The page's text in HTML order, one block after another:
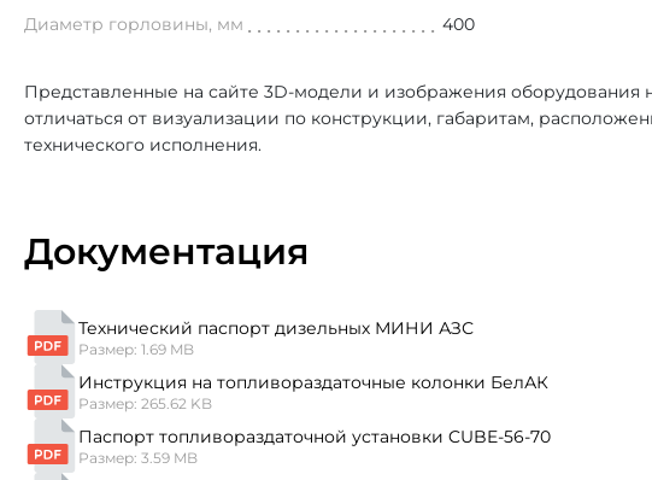
Диаметр горловины, мм
400
Представленные на сайте 3D-модели и изображения оборудования
отличаться от визуализации по конструкции, габаритам,
технического исполнения.
Документация
Технический паспорт дизельных МИНИ АЗС
Размер: 1.69 MB
Инструкция на топливораздаточные колонки БелАК
Размер: 265.62 KB
Паспорт топливораздаточной установки CUBE-56-70
Размер: 3.59 MB